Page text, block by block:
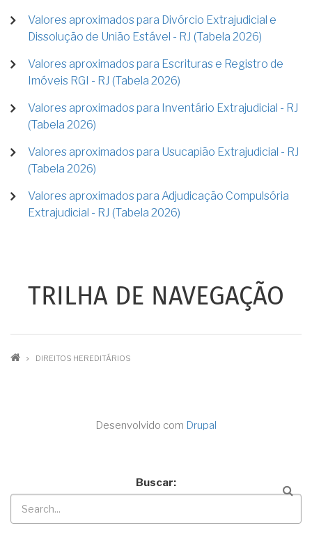
Valores aproximados para Divórcio Extrajudicial e
Dissolução de União Estável - RJ (Tabela 2026)
Valores aproximados para Escrituras e Registro de
Imóveis RGI - RJ (Tabela 2026)
Valores aproximados para Inventário Extrajudicial - RJ
(Tabela 2026)
Valores aproximados para Usucapião Extrajudicial - RJ
(Tabela 2026)
Valores aproximados para Adjudicação Compulsória
Extrajudicial - RJ (Tabela 2026)
TRILHA DE NAVEGAÇÃO
DIREITOS HEREDITÁRIOS
Desenvolvido com Drupal
Buscar